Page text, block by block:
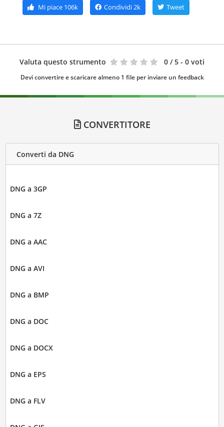
Mi piace 106k Condividi2k Tweet
Valuta questo strumento 0 / 5 - 0 voti
Devi convertire e scaricare almeno 1 file per inviare un feedback
CONVERTITORE
Converti da DNG
DNG a 3GP
DNG a 7Z
DNG a AAC
DNG a AVI
DNG a BMP
DNG a DOC
DNG a DOCX
DNG a EPS
DNG a FLV